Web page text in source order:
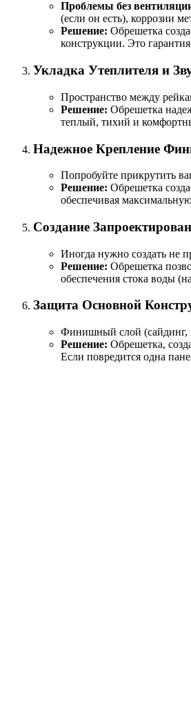
Проблемы без
(если он есть), коррозии
Решение: Обрешетка
конструкции. Это
Укладка Утеплителя и
Пространство между
Решение: Обрешетка
теплый, тихий и
Надежное Крепление
Попробуйте прикрутить
Решение: Обрешетка
обеспечивая
Создание
Иногда нужно создать не
Решение: Обрешетка
обеспечения стока воды
Защита Основной
Финишный слой (сайдинг,
Решение: Обрешетка,
Если повредится одна